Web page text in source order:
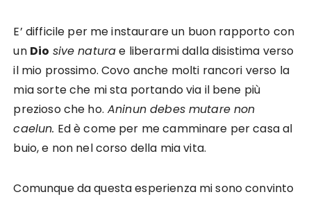
E’ difficile per me instaurare un buon rapporto con
un Dio sive naturae liberarmi dalla disistima verso
il mio prossimo. Covo anche molti rancori verso la
mia sorte che mi sta portando via il bene più
prezioso che ho. Aninun debes mutare non
caelun. Ed è come per me camminare per casa al
buio, e non nel corso della mia vita.
Comunque da questa esperienza mi sono convinto